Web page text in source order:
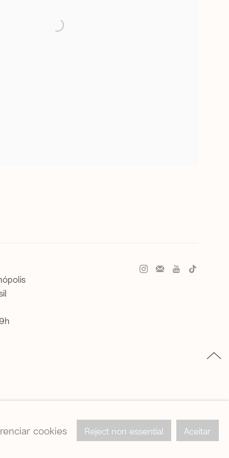
cookies Reject non essential Aceitar